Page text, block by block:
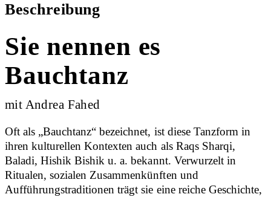
Beschreibung
Sie nennen es
Bauchtanz
mit Andrea Fahed
Oft als „Bauchtanz“ bezeichnet, ist diese Tanzform in
ihren kulturellen Kontexten auch als Raqs Sharqi,
Baladi, Hishik Bishik u. a. bekannt. Verwurzelt in
Ritualen, sozialen Zusammenkünften und
Aufführungstraditionen trägt sie eine reiche Geschichte,